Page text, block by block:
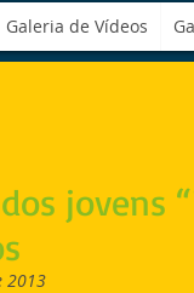
Galeria de Vídeos
jovens
2013